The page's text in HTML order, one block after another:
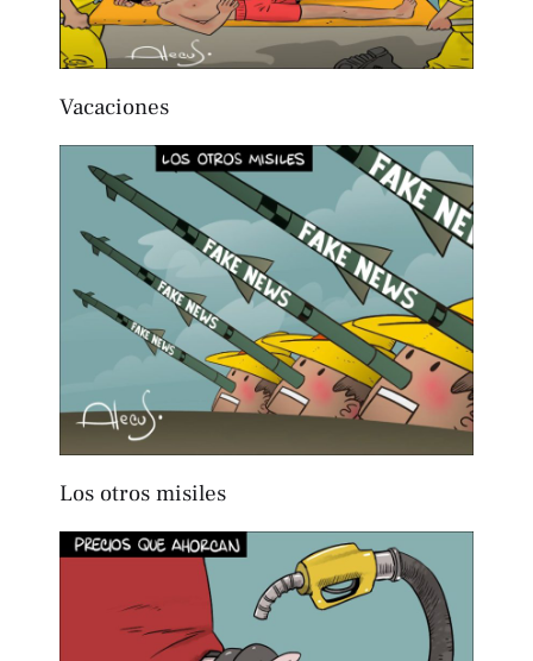
Vacaciones
Los otros misiles